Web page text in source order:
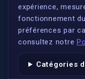
expérience,
fonctionnement
préférences par
consultez notre
Catégories
Qui sommes-nous
Conformité
Annuaires des
Actualités